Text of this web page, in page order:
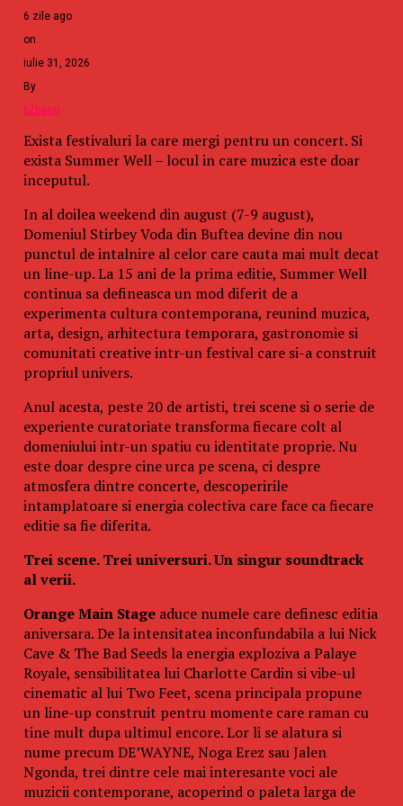
patroni ai clubului Colectiv – Alin George Anastasescu,
Paul Gancea Åi Costin Mincu – la cÃ¢te 11 ani Åi 8
luni Ã®nchisoare, pentru ucidere din culpÄ Ã®n
formÄ agravantÄ, vÄtÄmare corporalÄ din culpÄ Ã®n
formÄ agravantÄ Åi neluarea mÄsurilor legale de
securitate Åi sÄnÄtate Ã®n muncÄ.
Raspandacul.ro
Related Topics:
Up Next
Tepele date romanilor sub privirile inerte si „ocrotitoare”
ale autoritatilor/”Propuneți o scumpire de 60%, mascată
sub forma unor gratuități care nu sunt gratuități”…
Don't Miss
Cu cât este plătită femeia care decorează brazi de Crăciun
pentru cei prea ocupaţi
6 zile ago
on
iulie 31, 2026
By
b2bseo
Exista festivaluri la care mergi pentru un concert. Si
exista Summer Well – locul in care muzica este doar
inceputul.
In al doilea weekend din august (7-9 august),
Domeniul Stirbey Voda din Buftea devine din nou
punctul de intalnire al celor care cauta mai mult decat
un line-up. La 15 ani de la prima editie, Summer Well
continua sa defineasca un mod diferit de a
experimenta cultura contemporana, reunind muzica,
arta, design, arhitectura temporara, gastronomie si
comunitati creative intr-un festival care si-a construit
propriul univers.
Anul acesta, peste 20 de artisti, trei scene si o serie de
experiente curatoriate transforma fiecare colt al
domeniului intr-un spatiu cu identitate proprie. Nu
este doar despre cine urca pe scena, ci despre
atmosfera dintre concerte, descoperirile
intamplatoare si energia colectiva care face ca fiecare
editie sa fie diferita.
Trei scene. Trei universuri. Un singur soundtrack
al verii.
Orange Main Stageaduce numele care definesc editia
aniversara. De la intensitatea inconfundabila a lui Nick
Cave & The Bad Seeds la energia exploziva a Palaye
Royale, sensibilitatea lui Charlotte Cardin si vibe-ul
cinematic al lui Two Feet, scena principala propune
un line-up construit pentru momente care raman cu
tine mult dupa ultimul encore. Lor li se alatura si
nume precum DE’WAYNE, Noga Erez sau Jalen
Ngonda, trei dintre cele mai interesante voci ale
muzicii contemporane, acoperind o paleta larga de